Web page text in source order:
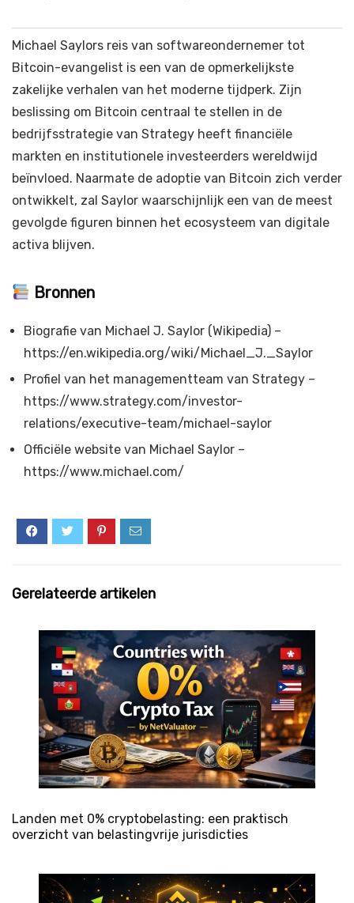
Michael Saylors reis van softwareondernemer tot
Bitcoin-evangelist is een van de opmerkelijkste
zakelijke verhalen van het moderne tijdperk. Zijn
beslissing om Bitcoin centraal te stellen in de
bedrijfsstrategie van Strategy heeft financiële
markten en institutionele investeerders wereldwijd
beïnvloed. Naarmate de adoptie van Bitcoin zich verder
ontwikkelt, zal Saylor waarschijnlijk een van de meest
gevolgde figuren binnen het ecosysteem van digitale
activa blijven.
Bronnen
Biografie van Michael J. Saylor (Wikipedia) –
https://en.wikipedia.org/wiki/Michael_J._Saylor
Profiel van het managementteam van Strategy –
https://www.strategy.com/investor-
relations/executive-team/michael-saylor
Officiële website van Michael Saylor –
https://www.michael.com/
Gerelateerde artikelen
Landen met 0% cryptobelasting: een praktisch
overzicht van belastingvrije jurisdicties